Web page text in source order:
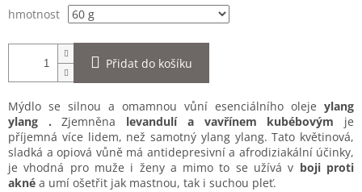
hmotnost
Přidat do košíku
Mýdlo se silnou a omamnou vůní esenciálního oleje ylang
ylang .
Zjemněna levandulí a vavřínem kubébovým
je
příjemná více lidem, než samotný ylang ylang. Tato květinová,
sladká a opiová vůně má antidepresivní a afrodiziakální účinky,
je vhodná pro muže i ženy a mimo to se užívá v boji proti
akné a umí ošetřit jak mastnou, tak i suchou pleť.